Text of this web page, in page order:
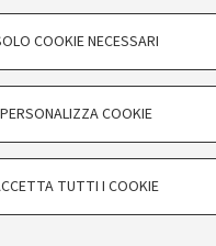
- FACOLTATIVI
utilizzati, a titolo
COOKIE NECESSARI
PERSONALIZZA COOKIE
TUTTI I COOKIE
MATER STUDIORUM -
33 - 40126 Bologna - PI:
CF: 80007010376
legali Impostazioni